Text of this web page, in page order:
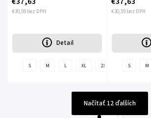
€30,59 bez DPH
Detail
S M L XL 2XL 3XL
ďalšie
€30,59 bez DPH
S M
Načítať 12 ďalších